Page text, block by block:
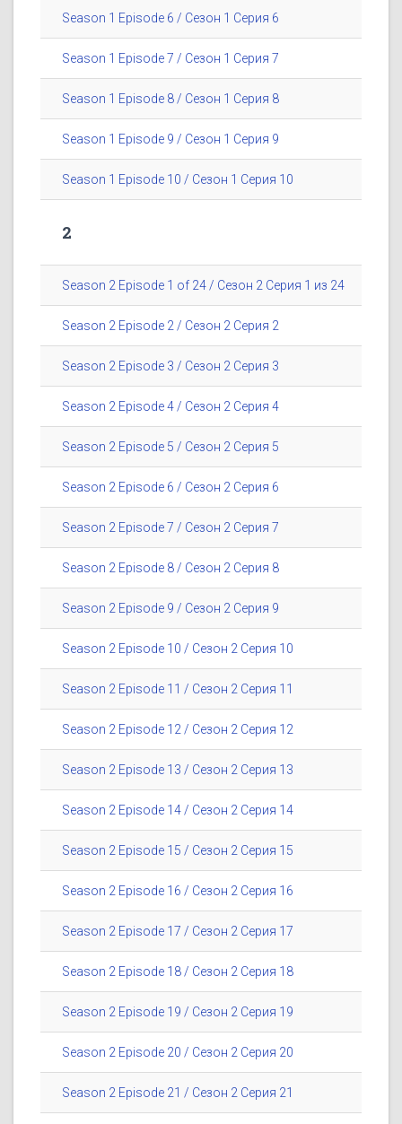
Season 1 Episode 6 / Сезон 1 Серия 6
Season 1 Episode 7 / Сезон 1 Серия 7
Season 1 Episode 8 / Сезон 1 Серия 8
Season 1 Episode 9 / Сезон 1 Серия 9
Season 1 Episode 10 / Сезон 1 Серия 10
2
Season 2 Episode 1 of 24 / Сезон 2 Серия 1 из 24
Season 2 Episode 2 / Сезон 2 Серия 2
Season 2 Episode 3 / Сезон 2 Серия 3
Season 2 Episode 4 / Сезон 2 Серия 4
Season 2 Episode 5 / Сезон 2 Серия 5
Season 2 Episode 6 / Сезон 2 Серия 6
Season 2 Episode 7 / Сезон 2 Серия 7
Season 2 Episode 8 / Сезон 2 Серия 8
Season 2 Episode 9 / Сезон 2 Серия 9
Season 2 Episode 10 / Сезон 2 Серия 10
Season 2 Episode 11 / Сезон 2 Серия 11
Season 2 Episode 12 / Сезон 2 Серия 12
Season 2 Episode 13 / Сезон 2 Серия 13
Season 2 Episode 14 / Сезон 2 Серия 14
Season 2 Episode 15 / Сезон 2 Серия 15
Season 2 Episode 16 / Сезон 2 Серия 16
Season 2 Episode 17 / Сезон 2 Серия 17
Season 2 Episode 18 / Сезон 2 Серия 18
Season 2 Episode 19 / Сезон 2 Серия 19
Season 2 Episode 20 / Сезон 2 Серия 20
Season 2 Episode 21 / Сезон 2 Серия 21